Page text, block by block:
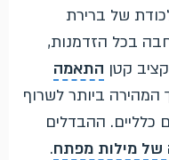
של ברירת
בכל הזדמנות,
קטן התאמה
המהירה ביותר לשרוף
כלליים. ההבדלים
של מילות מפתח.